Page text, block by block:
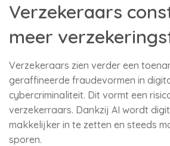
Verzekeraars
meer
Verzekeraars zien verder een
geraffineerde fraudevormen in
cybercriminaliteit. Dit vormt een
verzekerraars. Dankzij AI wordt
makkelijker in te zetten en steeds
sporen.